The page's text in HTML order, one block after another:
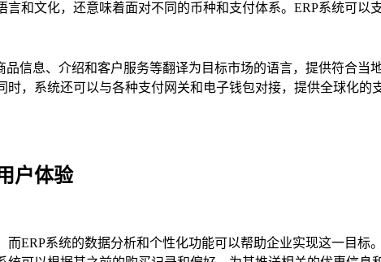
言和文化，还意味着面对不同的币种和支付体系。ERP系统可
品信息、介绍和客户服务等翻译为目标市场的语言，提供符合
时，系统还可以与各种支付网关和电子钱包对接，提供全球化
户体验
而ERP系统的数据分析和个性化功能可以帮助企业实现这一目